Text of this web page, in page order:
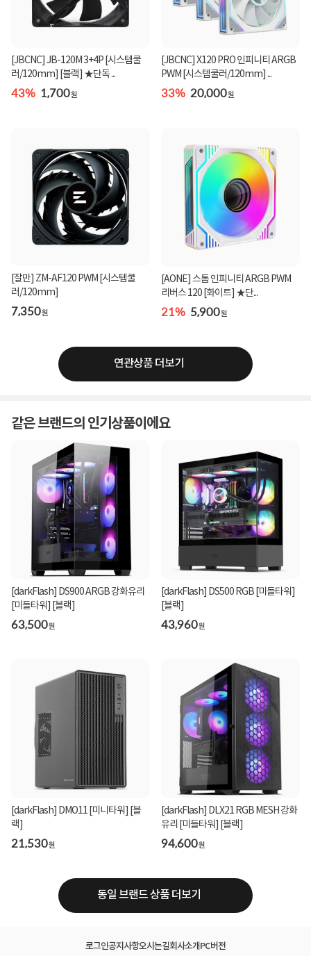
[JBCNC] JB-120M 3+4P [시스템쿨
러/120mm] [블랙] ★단독 ...
43% 1,700원
[JBCNC] X120 PRO 인피니티 ARGB
PWM [시스템쿨러/120mm] ...
33% 20,000원
[잘만] ZM-AF120 PWM [시스템쿨
러/120mm]
7,350원
[AONE] 스톰 인피니티 ARGB PWM
리버스 120 [화이트] ★단...
21% 5,900원
연관상품 더보기
같은 브랜드의 인기상품이에요
[darkFlash] DS900 ARGB 강화유리
[미들타워] [블랙]
63,500원
[darkFlash] DS500 RGB [미들타워]
[블랙]
43,960원
[darkFlash] DMO11 [미니타워] [블
랙]
21,530원
[darkFlash] DLX21 RGB MESH 강화
유리 [미들타워] [블랙]
94,600원
동일 브랜드 상품 더보기
로그인공지사항오시는길회사소개PC버전